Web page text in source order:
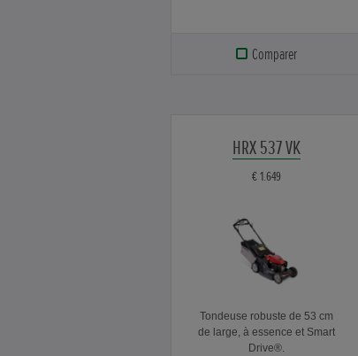
Comparer
HRX 537 VK
€ 1.649
Tondeuse robuste de 53 cm
de large, à essence et Smart
Drive®.